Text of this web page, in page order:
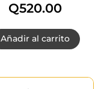
Q520.00
Añadir al carrito